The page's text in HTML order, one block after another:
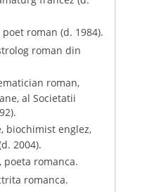
roman (d. 1984).
roman din
roman,
al Societatii
biochimist englez,
2004).
poeta romanca.
romanca.